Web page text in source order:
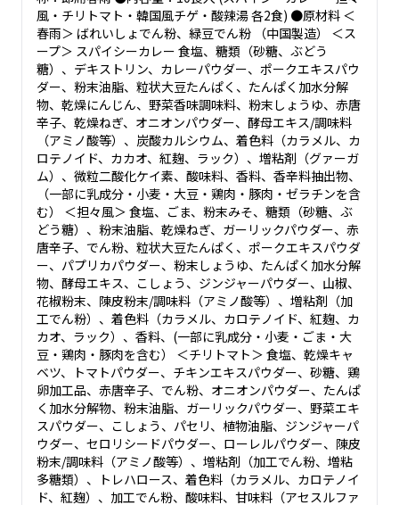
風・チリトマト・韓国風チゲ・酸辣湯 各2食) ●原材料 ＜
春雨＞ ばれいしょでん粉、緑豆でん粉 （中国製造） ＜ス
ープ＞ スパイシーカレー 食塩、糖類（砂糖、ぶどう
糖）、デキストリン、カレーパウダー、ポークエキスパウ
ダー、粉末油脂、粒状大豆たんぱく、たんぱく加水分解
物、乾燥にんじん、野菜香味調味料、粉末しょうゆ、赤唐
辛子、乾燥ねぎ、オニオンパウダー、酵母エキス/調味料
（アミノ酸等）、炭酸カルシウム、着色料（カラメル、カ
ロテノイド、カカオ、紅麹、ラック）、増粘剤（グァーガ
ム）、微粒二酸化ケイ素、酸味料、香料、香辛料抽出物、
（一部に乳成分・小麦・大豆・鶏肉・豚肉・ゼラチンを含
む） ＜担々風＞ 食塩、ごま、粉末みそ、糖類（砂糖、ぶ
どう糖）、粉末油脂、乾燥ねぎ、ガーリックパウダー、赤
唐辛子、でん粉、粒状大豆たんぱく、ポークエキスパウダ
ー、パプリカパウダー、粉末しょうゆ、たんぱく加水分解
物、酵母エキス、こしょう、ジンジャーパウダー、山椒、
花椒粉末、陳皮粉末/調味料（アミノ酸等）、増粘剤（加
工でん粉）、着色料（カラメル、カロテノイド、紅麹、カ
カオ、ラック）、香料、(一部に乳成分・小麦・ごま・大
豆・鶏肉・豚肉を含む） ＜チリトマト＞ 食塩、乾燥キャ
ベツ、トマトパウダー、チキンエキスパウダー、砂糖、鶏
卵加工品、赤唐辛子、でん粉、オニオンパウダー、たんぱ
く加水分解物、粉末油脂、ガーリックパウダー、野菜エキ
スパウダー、こしょう、パセリ、植物油脂、ジンジャーパ
ウダー、セロリシードパウダー、ローレルパウダー、陳皮
粉末/調味料（アミノ酸等）、増粘剤（加工でん粉、増粘
多糖類）、トレハロース、着色料（カラメル、カロテノイ
ド、紅麹）、加工でん粉、酸味料、甘味料（アセスルファ